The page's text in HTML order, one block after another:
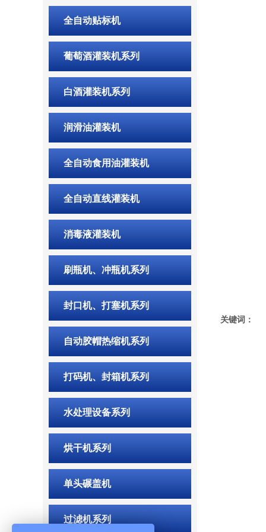
全自动贴标机
葡萄酒灌装机系列
白酒灌装机系列
润滑油灌装机
全自动食用油灌装机
全自动直线灌装机
消毒液灌装机
刷瓶机、冲瓶机系列
封口机、打塞机系列
自动胶帽热缩机系列
打码机、封箱机系列
水处理设备系列
烘干机系列
单头碾盖机
过滤机系列
关键词：